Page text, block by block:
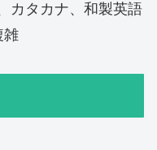
カタカナ、和製英語
雑